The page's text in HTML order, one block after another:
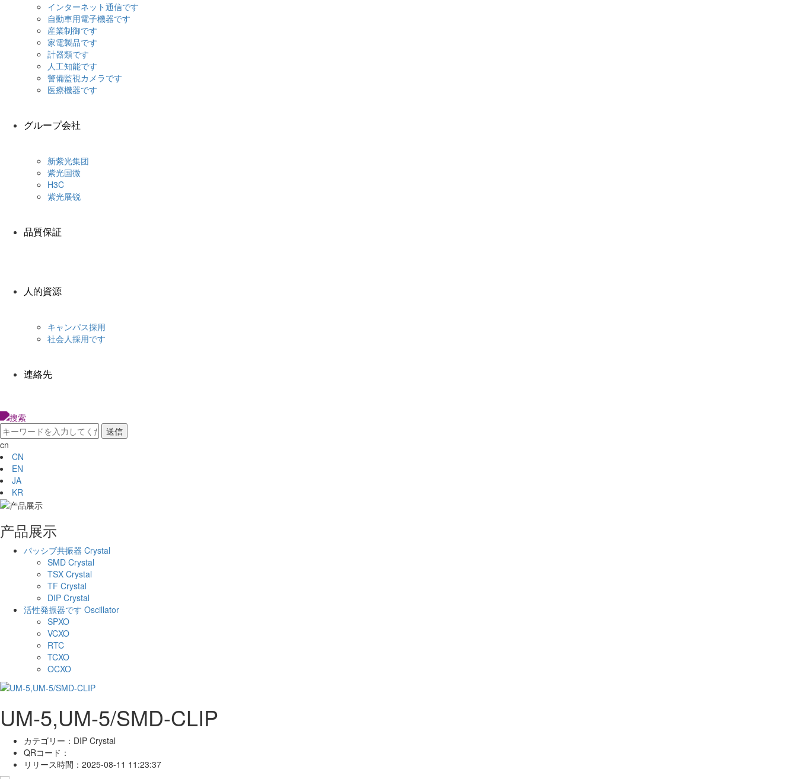
インターネット通信です
自動車用電子機器です
産業制御です
家電製品です
計器類です
人工知能です
警備監視カメラです
医療機器です
グループ会社
新紫光集团
紫光国微
H3C
紫光展锐
品質保証
人的資源
キャンパス採用
社会人採用です
連絡先
cn
CN
EN
JA
KR
产品展示
パッシブ共振器 Crystal
SMD Crystal
TSX Crystal
TF Crystal
DIP Crystal
活性発振器です Oscillator
SPXO
VCXO
RTC
TCXO
OCXO
UM-5,UM-5/SMD-CLIP
カテゴリー： DIP Crystal
QRコード：
リリース時間： 2025-08-11 11:23:37